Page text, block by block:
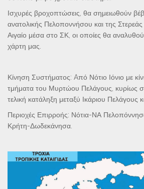
Ισχυρές βροχοπτώσεις, θα σημειωθούν
ανατολικής Πελοποννήσου και της
Αιγαίο μέσα στο ΣΚ, οι οποίες θα
χάρτη μας.
Κίνηση Συστήματος: Aπό Νότιο Ιόνιο με
τμήματα του Μυρτώου Πελάγους, κυρίως
τελική κατάληξη μεταξύ Ικάριου Πελάγους
Περιοχές Επιρροής: Νότια-ΝΑ
Κρήτη-Δωδεκάνησα.